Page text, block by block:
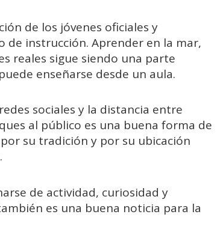
de los jóvenes oficiales y
de instrucción. Aprender en la mar,
reales sigue siendo una parte
enseñarse desde un aula.
sociales y la distancia entre
al público es una buena forma de
su tradición y por su ubicación
de actividad, curiosidad y
es una buena noticia para la